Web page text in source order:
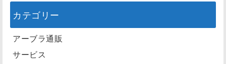
カテゴリー
アーブラ通販
サービス